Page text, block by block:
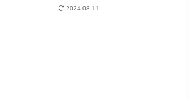
2024-08-11